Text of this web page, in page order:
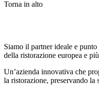
Torna in alto
Siamo il partner ideale e
della ristorazione europea e
Un’azienda innovativa che
la ristorazione, preservando la